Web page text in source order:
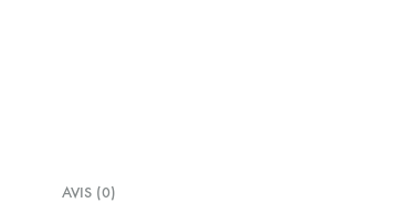
AVIS (0)